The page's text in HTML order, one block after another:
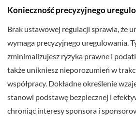
Konieczność precyzyjnego
Brak ustawowej regulacji sprawia, że
wymaga precyzyjnego uregulowania.
zminimalizujesz ryzyka prawne i
także unikniesz nieporozumień w
współpracy. Dokładne określenie
stanowi podstawę bezpiecznej i
chroniąc interesy sponsora i